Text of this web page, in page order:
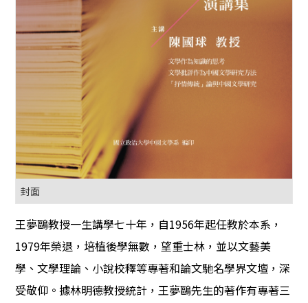
封面
王夢鷗教授一生講學七十年，自1956年起任教於本系，
1979年榮退，培植後學無數，望重士林，並以文藝美
學、文學理論、小說校釋等專著和論文馳名學界文壇，深
受敬仰。據林明德教授統計，王夢鷗先生的著作有專著三